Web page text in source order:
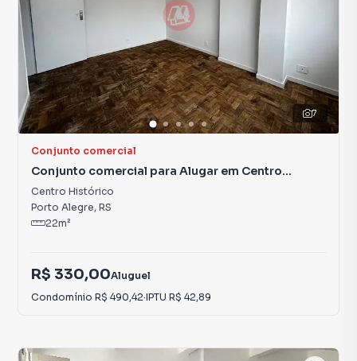
7
Conjunto comercial
Conjunto comercial para Alugar em Centro
Histórico
Centro Histórico
Porto Alegre, RS
22m²
R$ 330,00Aluguel
Condomínio R$ 490,42·IPTU R$ 42,89